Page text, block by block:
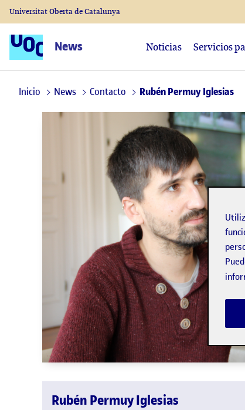
News Noticias Servicios
Universitat Oberta de Catalunya
Inicio News Contacto Rubén Permuy Iglesias
Rubén Permuy Iglesias